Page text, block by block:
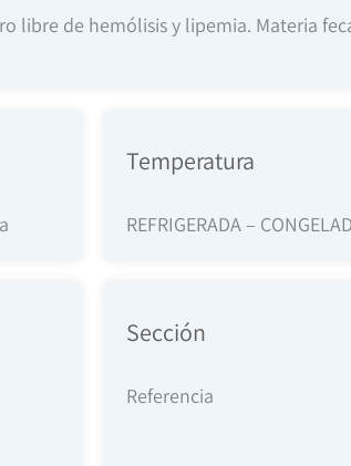
libre de hemólisis y lipemia. Materia
Temperatura
REFRIGERADA –
Sección
Referencia